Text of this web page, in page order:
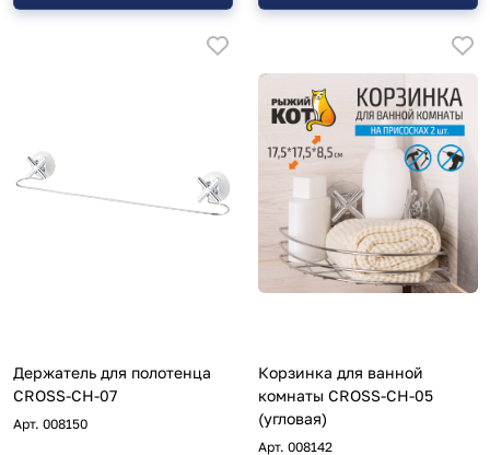
Держатель для полотенца
CROSS-CH-07
Арт. 008150
Корзинка для ванной
комнаты CROSS-CH-05
(угловая)
Арт. 008142